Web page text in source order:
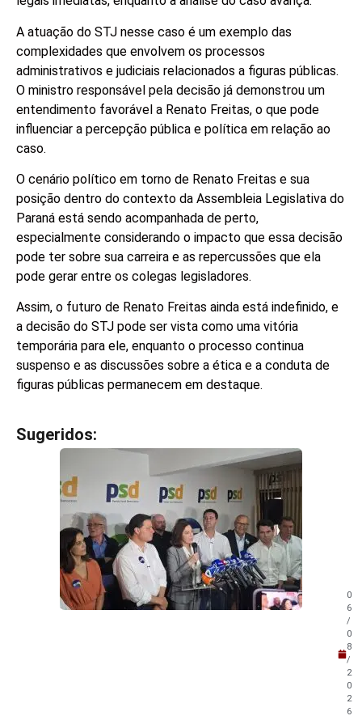
A atuação do STJ nesse caso é um exemplo das
complexidades que envolvem os processos
administrativos e judiciais relacionados a figuras públicas.
O ministro responsável pela decisão já demonstrou um
entendimento favorável a Renato Freitas, o que pode
influenciar a percepção pública e política em relação ao
caso.
O cenário político em torno de Renato Freitas e sua
posição dentro do contexto da Assembleia Legislativa do
Paraná está sendo acompanhada de perto,
especialmente considerando o impacto que essa decisão
pode ter sobre sua carreira e as repercussões que ela
pode gerar entre os colegas legisladores.
Assim, o futuro de Renato Freitas ainda está indefinido, e
a decisão do STJ pode ser vista como uma vitória
temporária para ele, enquanto o processo continua
suspenso e as discussões sobre a ética e a conduta de
figuras públicas permanecem em destaque.
Sugeridos:
0
6
/
0
8
/
2
0
2
6